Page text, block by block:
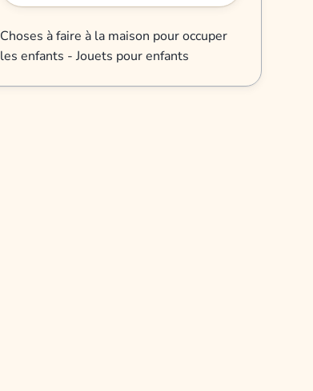
Choses à faire à la maison pour occuper
les enfants - Jouets pour enfants